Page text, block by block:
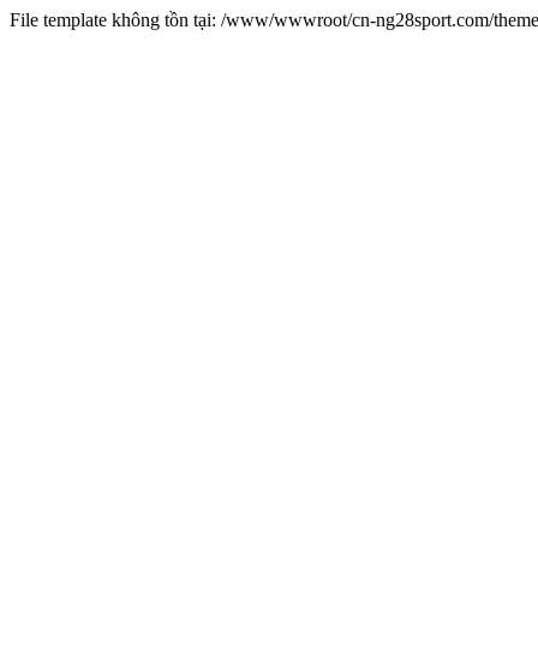
File template không tồn tại: /www/wwwroot/cn-ng28sport.com/